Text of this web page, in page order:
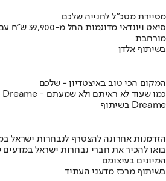
מסיירת מטכ"ל לחנייה שלכם
מורחבת
בשיתוף אלדן
המקום הכי טוב באיצטדיון - שלכם
המונדיאל עם מסכי Dreame - כמו שעוד לא ראיתם ולא שמעתם
בשיתוף Dreame
הזדמנות אחרונה להצטרף לנבחרות ישראל
בואו להכיר את חברי נבחרות ישראל
המיונים בעיצומם
בשיתוף מרכז מדעני העתיד